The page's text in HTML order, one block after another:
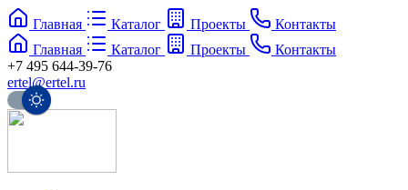
Главная Каталог Проекты
Контакты
Главная
Каталог Проекты
Контакты
+7 495 644-39-76
ertel@ertel.ru